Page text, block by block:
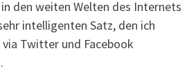
den weiten Welten des Internets
intelligenten Satz, den ich
Twitter und Facebook